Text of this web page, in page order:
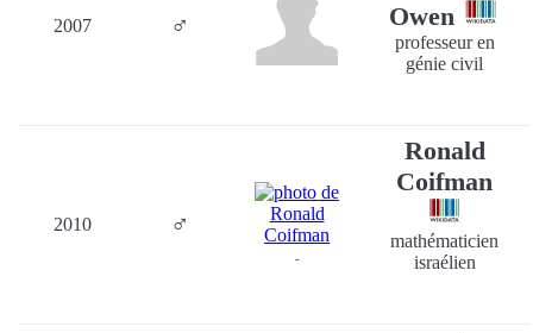
2007 ♂
Owen
professeur en
génie civil
2010 ♂
-
Ronald
Coifman
mathématicien
israélien